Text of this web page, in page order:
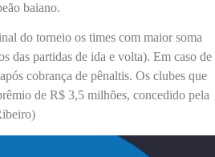
baiano.
do torneio os times com maior soma
das partidas de ida e volta). Em caso de
cobrança de pênaltis. Os clubes que
de R$ 3,5 milhões, concedido pela